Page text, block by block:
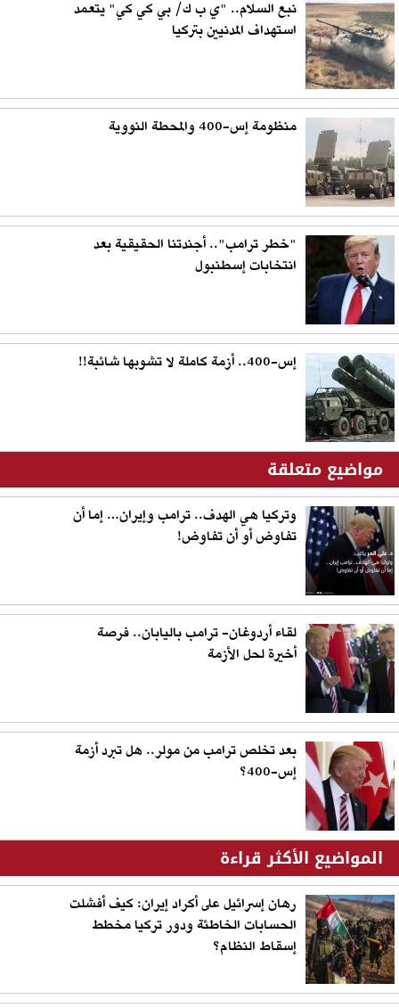
نبع السلام.. "ي ب ك/ بي كي كي" يتعمد
استهداف المدنيين بتركيا
منظومة إس-400 والمحطة النووية
"خطر ترامب".. أجندتنا الحقيقية بعد
انتخابات إسطنبول
إس-400.. أزمة كاملة لا تشوبها شائبة!!
مواضيع متعلقة
وتركيا هي الهدف.. ترامب وإيران… إما أن
تفاوض أو أن تفاوض!
لقاء أردوغان- ترامب باليابان.. فرصة
أخيرة لحل الأزمة
بعد تخلص ترامب من مولر.. هل تبرد أزمة
إس-400؟
المواضيع الأكثر قراءة
رهان إسرائيل على أكراد إيران: كيف أفشلت
الحسابات الخاطئة ودور تركيا مخطط
إسقاط النظام؟